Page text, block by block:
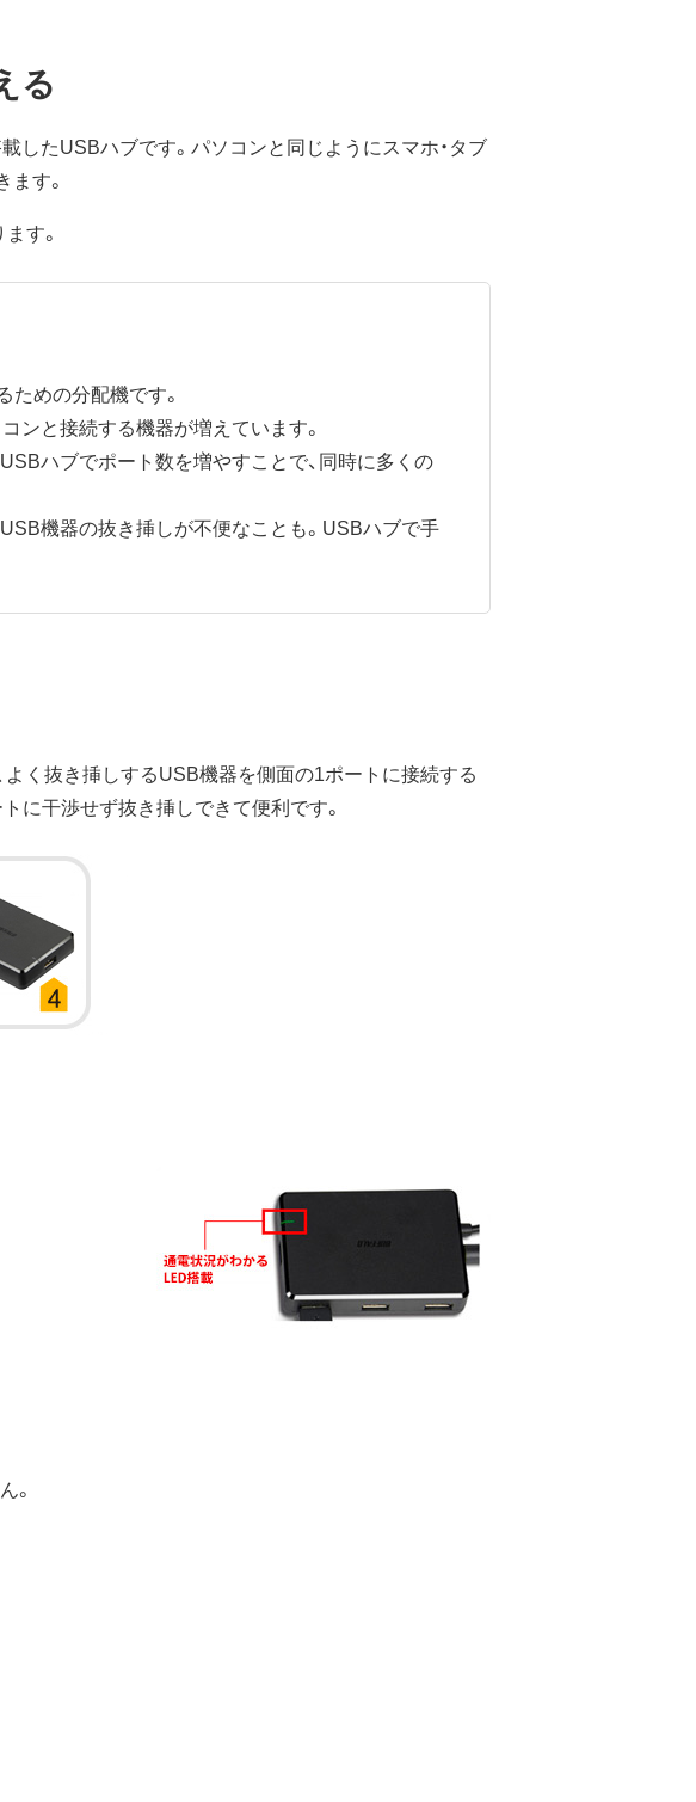
る
したUSBハブです。パソコンと同じようにスマホ・タブ
す。
す。
ための分配機です。
ンと接続する機器が増えています。
ハブでポート数を増やすことで、同時に多くの
機器の抜き挿しが不便なことも。USBハブで手
く抜き挿しするUSB機器を側面の1ポートに接続する
に干渉せず抜き挿しできて便利です。
。